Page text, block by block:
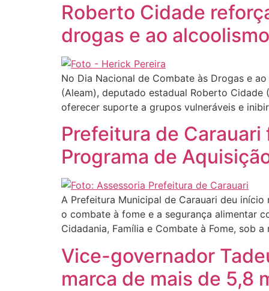
Roberto Cidade
drogas e ao alcoolismo
No Dia Nacional de Combate às Drogas e
(Aleam), deputado estadual Roberto
oferecer suporte a grupos vulneráveis e
Prefeitura de
Programa de
A Prefeitura Municipal de Carauari deu
o combate à fome e a segurança alimentar
Cidadania, Família e Combate à Fome, sob
Vice-governador
marca de mais de 5,8